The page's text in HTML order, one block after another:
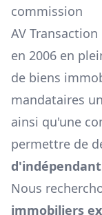
commission
AV
en 2006 en
de biens
mandataires
ainsi qu'une
permettre de
Nous
immobiliers